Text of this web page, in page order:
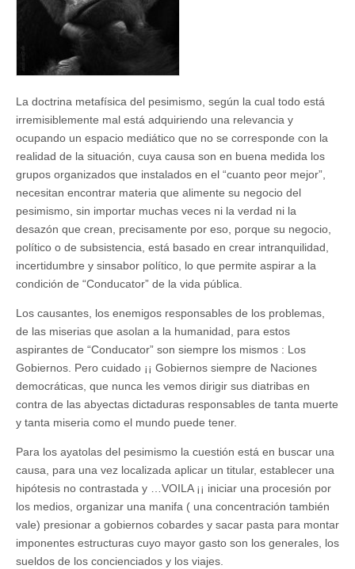
La doctrina metafísica del pesimismo, según la cual todo está
irremisiblemente mal está adquiriendo una relevancia y
ocupando un espacio mediático que no se corresponde con la
realidad de la situación, cuya causa son en buena medida los
grupos organizados que instalados en el “cuanto peor mejor”,
necesitan encontrar materia que alimente su negocio del
pesimismo, sin importar muchas veces ni la verdad ni la
desazón que crean, precisamente por eso, porque su negocio,
político o de subsistencia, está basado en crear intranquilidad,
incertidumbre y sinsabor político, lo que permite aspirar a la
condición de “Conducator” de la vida pública.
Los causantes, los enemigos responsables de los problemas,
de las miserias que asolan a la humanidad, para estos
aspirantes de “Conducator” son siempre los mismos : Los
Gobiernos. Pero cuidado ¡¡ Gobiernos siempre de Naciones
democráticas, que nunca les vemos dirigir sus diatribas en
contra de las abyectas dictaduras responsables de tanta muerte
y tanta miseria como el mundo puede tener.
Para los ayatolas del pesimismo la cuestión está en buscar una
causa, para una vez localizada aplicar un titular, establecer una
hipótesis no contrastada y …VOILA ¡¡ iniciar una procesión por
los medios, organizar una manifa ( una concentración también
vale) presionar a gobiernos cobardes y sacar pasta para montar
imponentes estructuras cuyo mayor gasto son los generales, los
sueldos de los concienciados y los viajes.